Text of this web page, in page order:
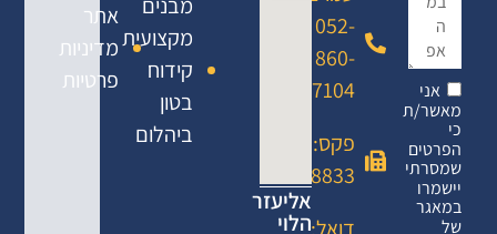
אני
מאשר/ת
כי
הפרטים
שמסרתי
יישמרו
במאגר
של
052-
860-
7104
6458833
אליעזר
הלוי
מקצועית
קידוח
בטון
ביהלום
אתר
מדיניות
פרטיות